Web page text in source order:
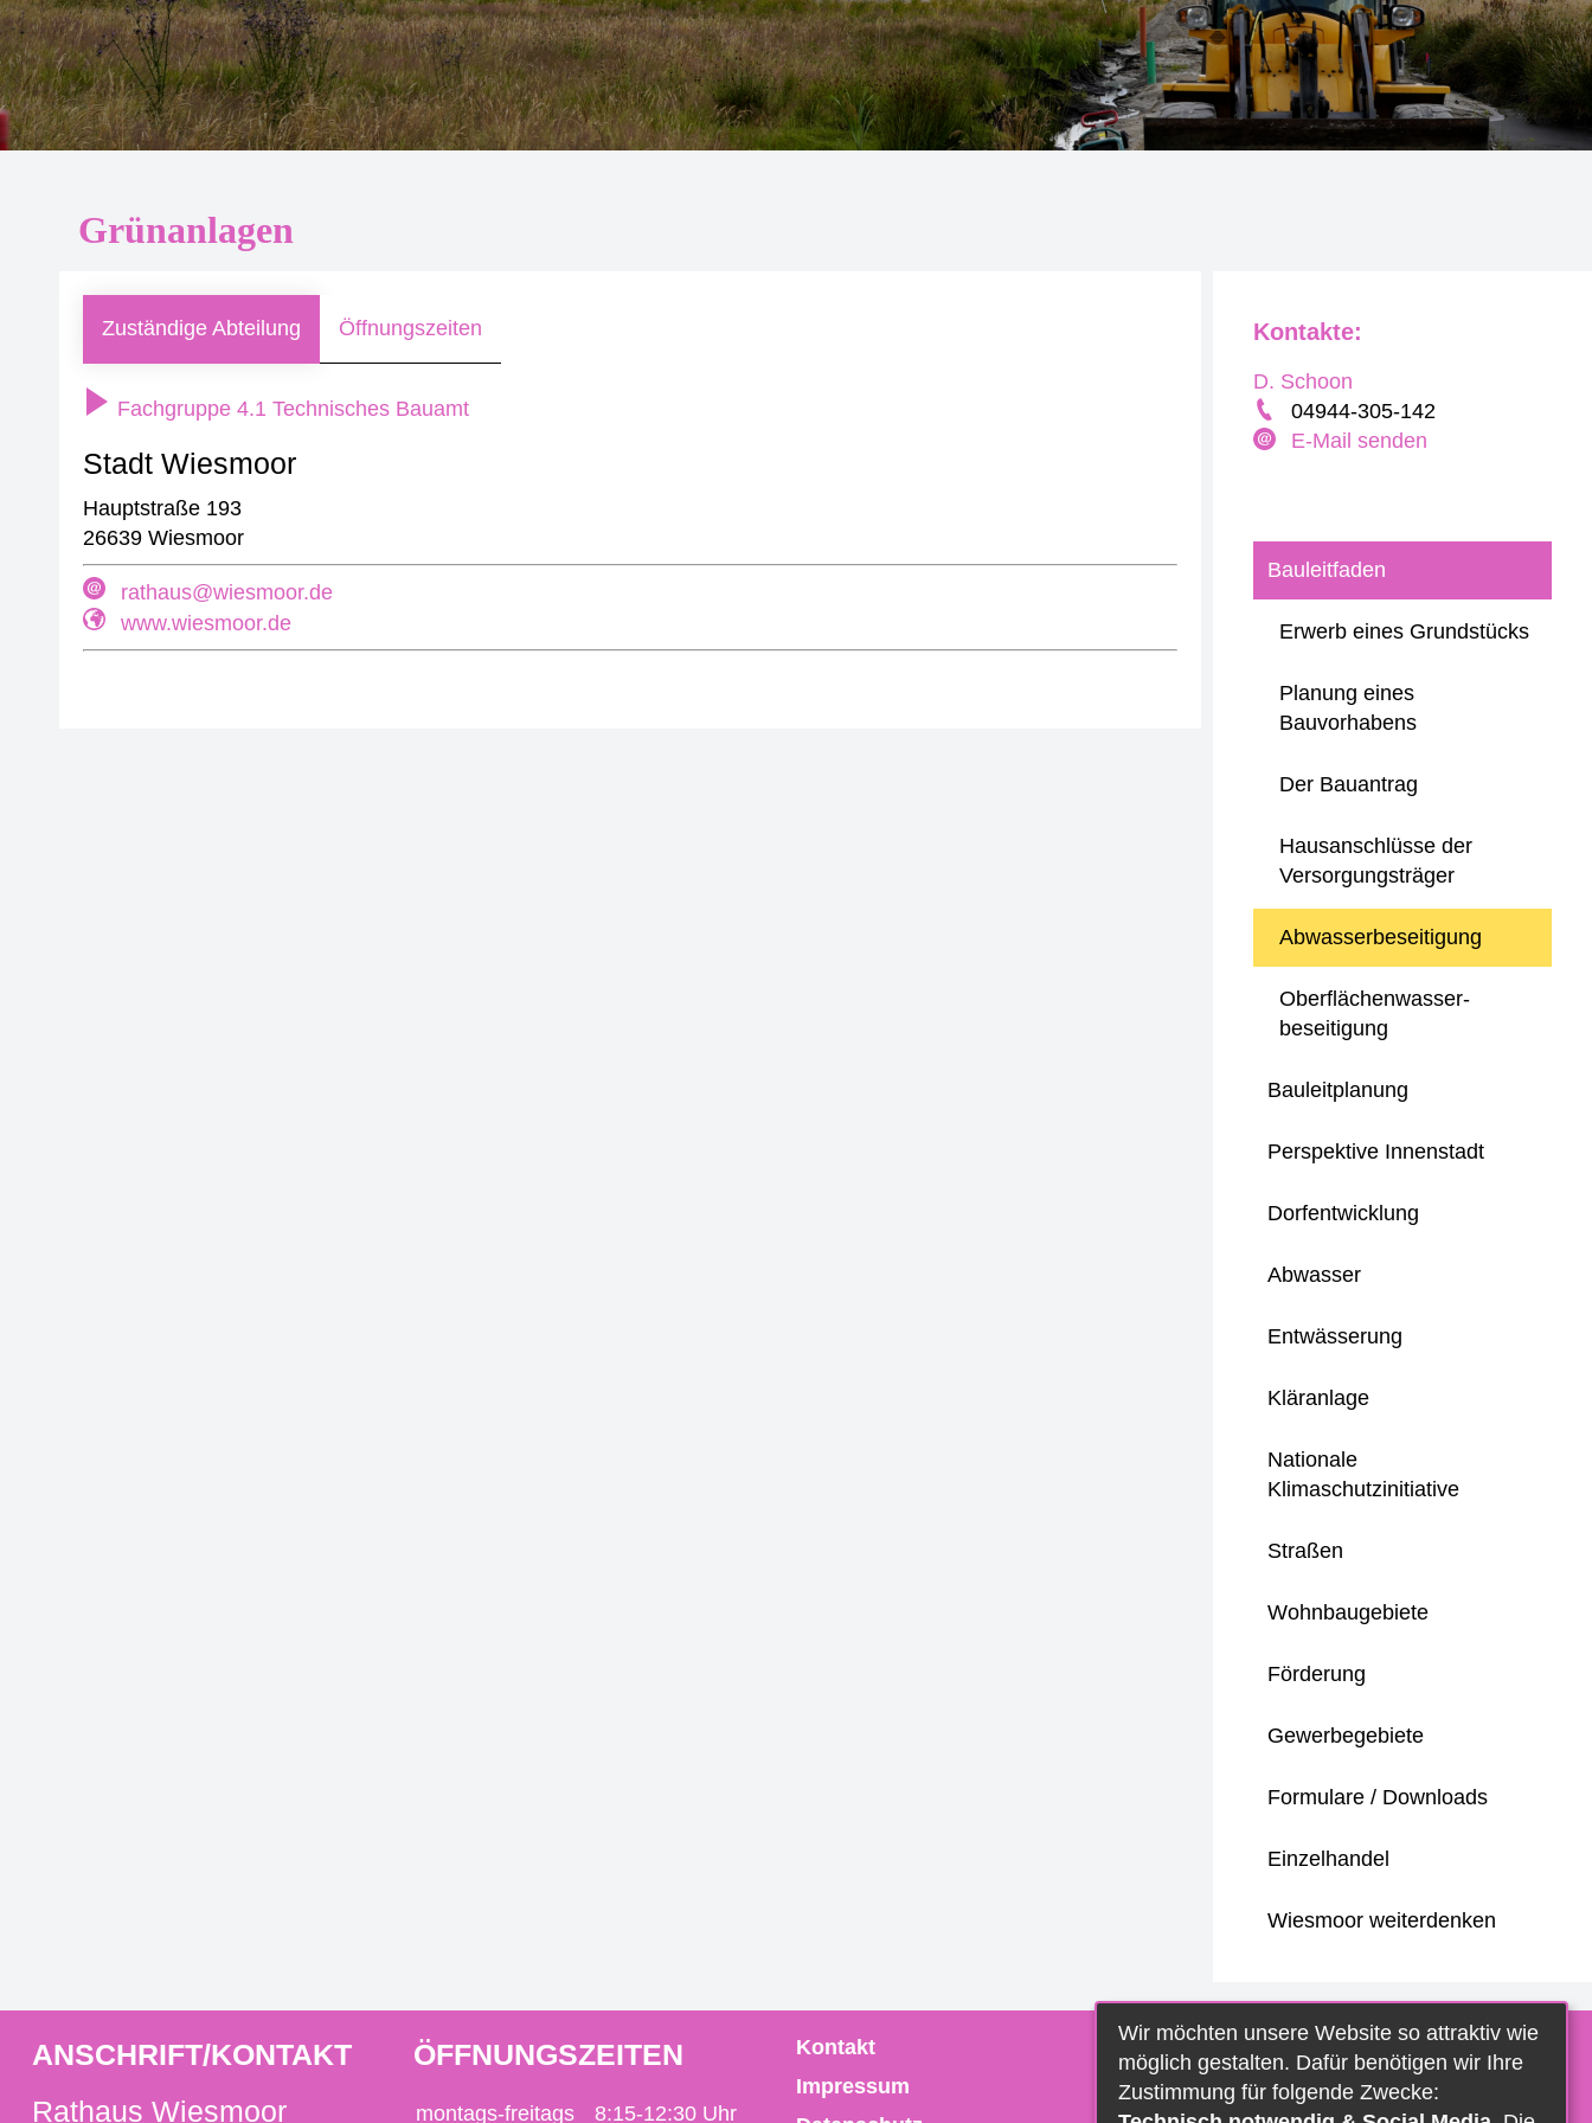
Grünanlagen
Zuständige Abteilung Öffnungszeiten
Fachgruppe 4.1 Technisches Bauamt
Stadt Wiesmoor
Hauptstraße 193
26639 Wiesmoor
rathaus@wiesmoor.de
www.wiesmoor.de
Bauleitfaden
Erwerb eines Grundstücks
Planung eines
Bauvorhabens
Der Bauantrag
Hausanschlüsse der
Versorgungsträger
Abwasserbeseitigung
Oberflächenwasser-
beseitigung
Bauleitplanung
Perspektive Innenstadt
Dorfentwicklung
Abwasser
Entwässerung
Kläranlage
Nationale
Klimaschutzinitiative
Straßen
Wohnbaugebiete
Förderung
Gewerbegebiete
Formulare / Downloads
Einzelhandel
Wiesmoor weiterdenken
Kontakte:
D. Schoon
04944-305-142
E-Mail senden
ANSCHRIFT/KONTAKT
Rathaus Wiesmoor
ÖFFNUNGSZEITEN
montags-freitags 8:15-12:30 Uhr
Kontakt
Impressum
Wir möchten unsere Website so attraktiv wie
möglich gestalten. Dafür benötigen wir Ihre
Zustimmung für folgende Zwecke: